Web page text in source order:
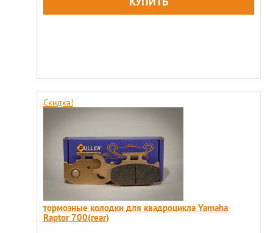
Скидка!
тормозные колодки для квадроцикла Yamaha
Raptor 700(rear)